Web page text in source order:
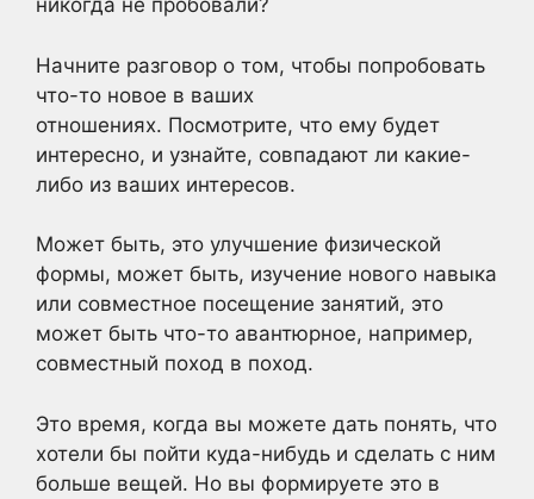
никогда не пробовали?
Начните разговор о том, чтобы попробовать
что-то новое в ваших
отношениях. Посмотрите, что ему будет
интересно, и узнайте, совпадают ли какие-
либо из ваших интересов.
Может быть, это улучшение физической
формы, может быть, изучение нового навыка
или совместное посещение занятий, это
может быть что-то авантюрное, например,
совместный поход в поход.
Это время, когда вы можете дать понять, что
хотели бы пойти куда-нибудь и сделать с ним
больше вещей. Но вы формируете это в